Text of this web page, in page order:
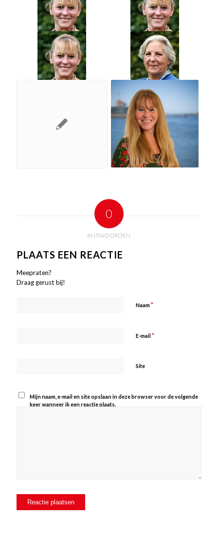
0
ANTWOORDEN
PLAATS EEN REACTIE
Meepraten?
Draag gerust bij!
Naam*
E-mail *
Site
Mijn naam, e-mail en site opslaan in deze browser voor de volgende
keer wanneer ik een reactie plaats.